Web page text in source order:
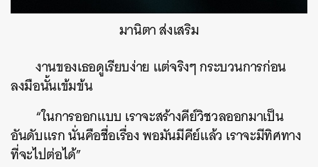
มานิตา ส่งเสริม
งานของเธอดูเรียบง่าย แต่จริงๆ กระบวนการก่อน
ลงมือนั้นเข้มข้น
“ในการออกแบบ เราจะสร้างคีย์วิชวลออกมาเป็น
อันดับแรก นั่นคือชื่อเรื่อง พอมันมีคีย์แล้ว เราจะมีทิศทาง
ที่จะไปต่อได้”